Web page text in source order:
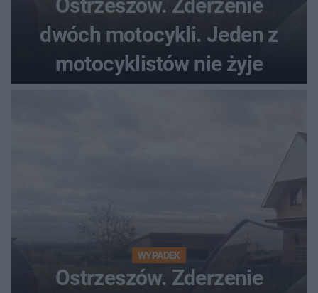
Ostrzeszów. Zderzenie
dwóch motocykli. Jeden z
motocyklistów nie żyje
WYPADEK
Ostrzeszów. Zderzenie